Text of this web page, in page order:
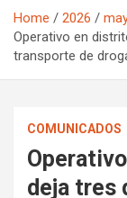
Home 2026
Operativo en
transporte de
COMUNICADOS
deja tres